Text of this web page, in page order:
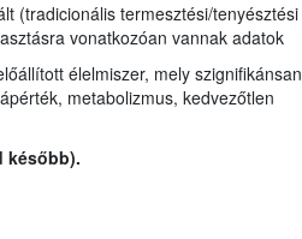
(tradicionális termesztési/tenyésztési
vonatkozóan vannak adatok
élelmiszer, mely szignifikánsan
metabolizmus, kedvezőtlen
később).